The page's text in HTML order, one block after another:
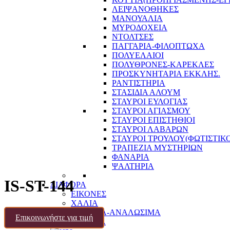
ΛΕΙΨΑΝΟΘΗΚΕΣ
ΜΑΝΟΥΑΛΙΑ
ΜΥΡΟΔΟΧΕΙΑ
ΝΤΟΛΤΣΕΣ
ΠΑΓΓΑΡΙΑ-ΦΙΛΟΠΤΩΧΑ
ΠΟΛΥΕΛΑΙΟΙ
ΠΟΛΥΘΡΟΝΕΣ-ΚΑΡΕΚΛΕΣ
ΠΡΟΣΚΥΝΗΤΑΡΙΑ ΕΚΚΛΗΣ.
ΡΑΝΤΙΣΤΗΡΙΑ
ΣΤΑΣΙΔΙΑ ΑΛΟΥΜ
ΣΤΑΥΡΟΙ ΕΥΛΟΓΙΑΣ
ΣΤΑΥΡΟΙ ΑΓΙΑΣΜΟΥ
ΣΤΑΥΡΟΙ ΕΠΙΣΤΗΘΙΟΙ
ΣΤΑΥΡΟΙ ΛΑΒΑΡΩΝ
ΣΤΑΥΡΟΙ
ΤΡΑΠΕΖΙΑ ΜΥΣΤΗΡΙΩΝ
ΦΑΝΑΡΙΑ
ΨΑΛΤΗΡΙΑ
ΔΙΑΦΟΡΑ
ΕΙΚΟΝΕΣ
ΧΑΛΙΑ
ΔΙΑΦΟΡΑ-ΑΝΑΛΩΣΙΜΑ
ΕΠΙΚΟΙΝΩΝΙΑ
IS-ST-144
Επικοινωνήστε για τιμή